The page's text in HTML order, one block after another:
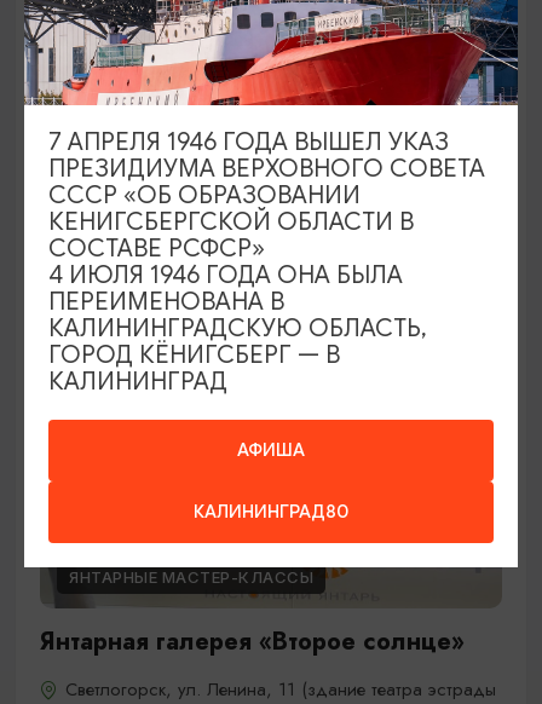
МУЗЕИ
Интерактивный выставочный зал
«Янтарная палата»
Янтарный, ул. Балебина, 1
ЯНТАРНЫЕ МАСТЕР-КЛАССЫ
Янтарная галерея «Второе солнце»
Светлогорск, ул. Ленина, 11 (здание театра эстрады
АФИША
КАЛИНИНГРАД80
7 АПРЕЛЯ 1946 ГОДА ВЫШЕЛ УКАЗ
ПРЕЗИДИУМА ВЕРХОВНОГО СОВЕТА
СССР «ОБ ОБРАЗОВАНИИ
КЕНИГСБЕРГСКОЙ ОБЛАСТИ В
СОСТАВЕ РСФСР»
4 ИЮЛЯ 1946 ГОДА ОНА БЫЛА
ПЕРЕИМЕНОВАНА В
КАЛИНИНГРАДСКУЮ ОБЛАСТЬ,
ГОРОД КЁНИГСБЕРГ — В
КАЛИНИНГРАД